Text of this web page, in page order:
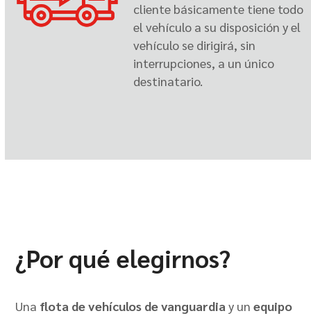
cliente básicamente tiene todo
el vehículo a su disposición y el
vehículo se dirigirá, sin
interrupciones, a un único
destinatario.
¿Por qué elegirnos?
Una flota de vehículos de vanguardia y unequipo